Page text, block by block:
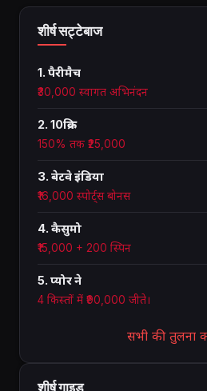
शीर्ष सट्टेबाज
1. पैरीमैच
₹30,000 स्वागत अभिनंदन
2. 10क्रिक
150% तक ₹25,000
3. बेटवे इंडिया
₹16,000 स्पोर्ट्स बोनस
4. कैसुमो
₹15,000 + 200 स्पिन
5. प्योर ने
4 किस्तों में ₹90,000 जीते।
सभी की तुलना